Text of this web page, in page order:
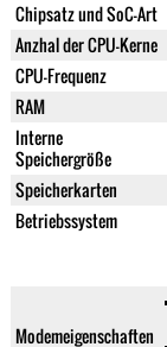
Chipsatz und SoC-Art
Anzhal der CPU-Kerne
CPU-Frequenz
RAM
Interne
Speichergröße
Speicherkarten
Betriebssystem
Modemeigenschaften